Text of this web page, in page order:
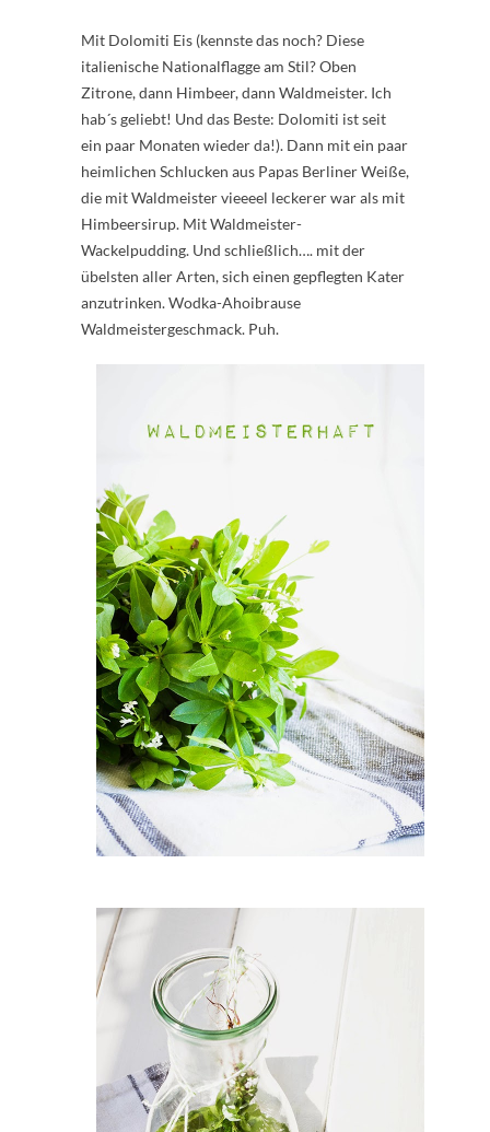
Mit Dolomiti Eis (kennste das noch? Diese
italienische Nationalflagge am Stil? Oben
Zitrone, dann Himbeer, dann Waldmeister. Ich
hab´s geliebt! Und das Beste: Dolomiti ist seit
ein paar Monaten wieder da!). Dann mit ein paar
heimlichen Schlucken aus Papas Berliner Weiße,
die mit Waldmeister vieeeel leckerer war als mit
Himbeersirup. Mit Waldmeister-
Wackelpudding. Und schließlich…. mit der
übelsten aller Arten, sich einen gepflegten Kater
anzutrinken. Wodka-Ahoibrause
Waldmeistergeschmack. Puh.